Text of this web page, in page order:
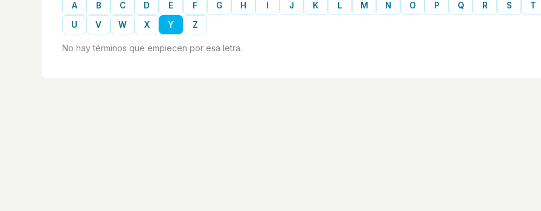
A B C D E F G H J K L M N O P Q R S
T
U
V W X Y Z
No hay términos que empiecen por esa letra.